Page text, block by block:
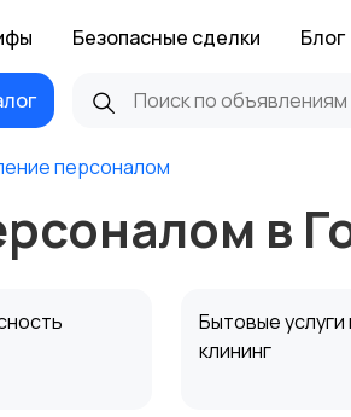
Безопасные сделки Блог
персоналом
в
Бытовые услуги
клининг